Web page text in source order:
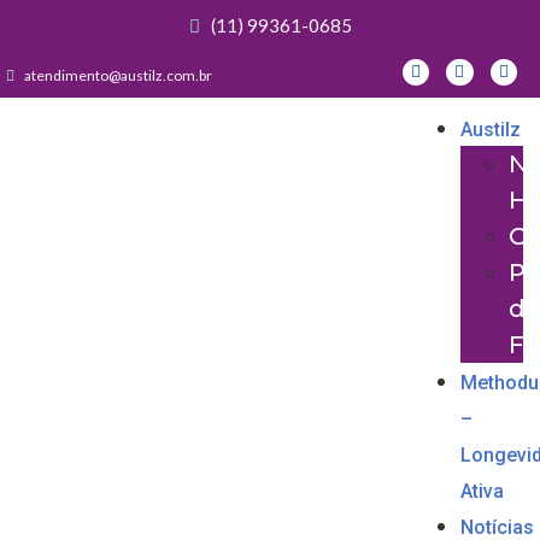
(11) 99361-0685
atendimento@austilz.com.br
Austilz
da
–
Ativa
Notícias